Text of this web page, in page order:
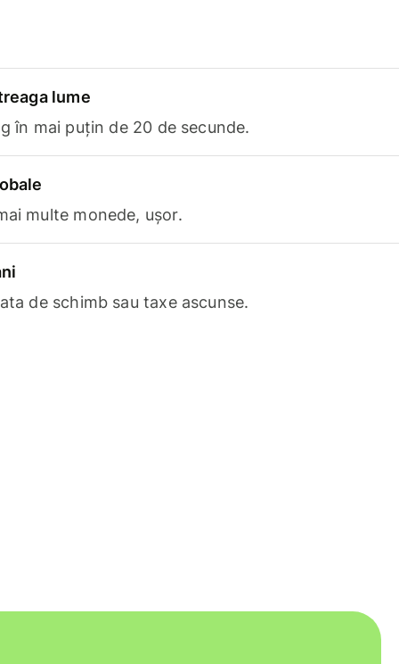
lume
în mai puțin de 20 de secunde.
multe monede, ușor.
de schimb sau taxe ascunse.